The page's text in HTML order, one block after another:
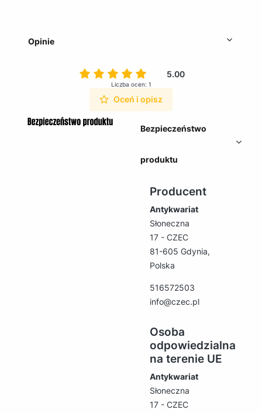
Opinie
5.00
Liczba ocen: 1
Oceń i opisz
Bezpieczeństwo
produktu
Producent
Antykwariat
Słoneczna
17 - CZEC
81-605 Gdynia,
Polska
516572503
info@czec.pl
Osoba
odpowiedzialna
na terenie UE
Antykwariat
Słoneczna
17 - CZEC